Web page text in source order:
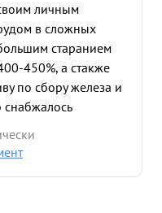
личным
в сложных
старанием
450%, а стакже
по сбору железа и
снабжалось
досрочно
тву мостов.
задания